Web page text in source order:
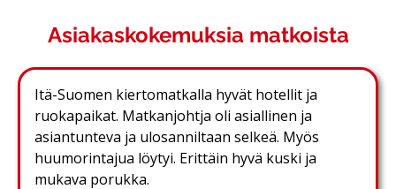
Asiakaskokemuksia matkoista
Itä-Suomen kiertomatkalla hyvät hotellit ja
ruokapaikat. Matkanjohtja oli asiallinen ja
asiantunteva ja ulosanniltaan selkeä. Myös
huumorintajua löytyi. Erittäin hyvä kuski ja
mukava porukka.